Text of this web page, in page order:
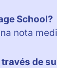
School?
nota
de